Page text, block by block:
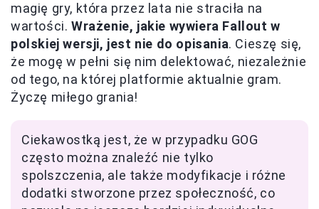
magię gry, która przez lata nie straciła na
wartości. Wrażenie, jakie wywiera Fallout w
polskiej wersji, jest nie do opisania. Cieszę się,
że mogę w pełni się nim delektować, niezależnie
od tego, na której platformie aktualnie gram.
Życzę miłego grania!
Ciekawostką jest, że w przypadku GOG
często można znaleźć nie tylko
spolszczenia, ale także modyfikacje i różne
dodatki stworzone przez społeczność, co